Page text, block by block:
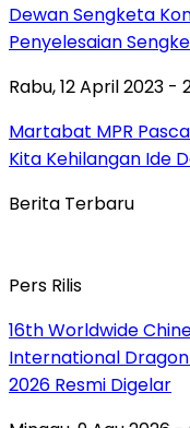
Dewan Sengketa
Penyelesaian
Rabu, 12 April 2023 -
Martabat MPR
Kita Kehilangan Ide
Berita Terbaru
Pers Rilis
16th Worldwide
International
2026 Resmi Digelar